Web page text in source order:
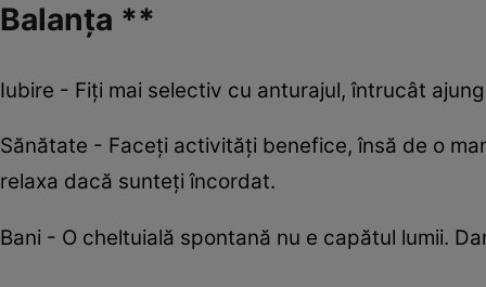
Balanța **
Iubire - Fiţi mai selectiv cu anturajul, întrucât
Sănătate - Faceţi activităţi benefice, însă de o
relaxa dacă sunteți încordat.
Bani - O cheltuială spontană nu e capătul lumii.